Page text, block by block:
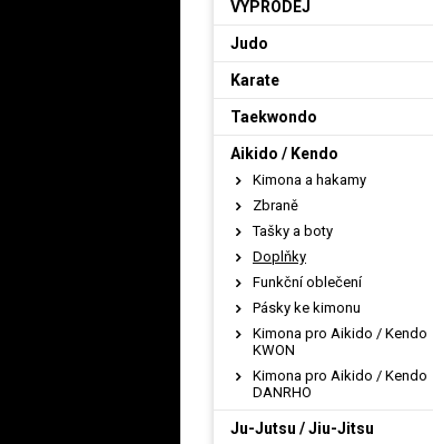
VÝPRODEJ
Judo
Karate
Taekwondo
Aikido / Kendo
Kimona a hakamy
Zbraně
Tašky a boty
Doplňky
Funkční oblečení
Pásky ke kimonu
Kimona pro Aikido / Kendo
KWON
Kimona pro Aikido / Kendo
DANRHO
Ju-Jutsu / Jiu-Jitsu